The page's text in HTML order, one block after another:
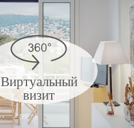
Виртуальный
визит